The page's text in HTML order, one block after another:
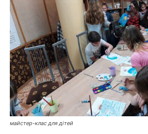
майстер-клас для дітей